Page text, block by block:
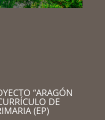
“ARAGÓN
DE
(EP)